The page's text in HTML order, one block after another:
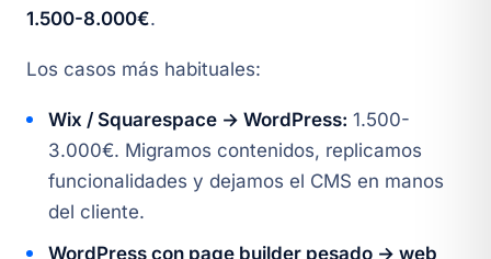
1.500-8.000€.
Los casos más habituales:
Wix / Squarespace → WordPress: 1.500-
3.000€. Migramos contenidos, replicamos
funcionalidades y dejamos el CMS en manos
del cliente.
WordPress con page builder pesado → web